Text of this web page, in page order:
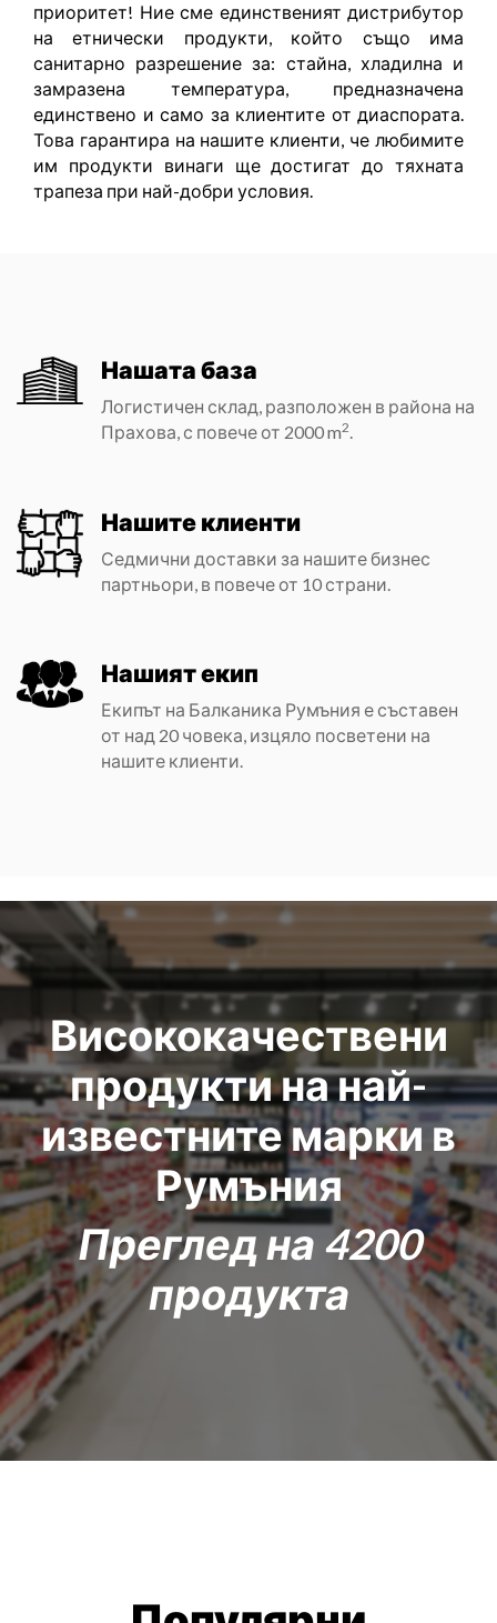
приоритет! Ние сме единственият дистрибутор
на етнически продукти, който също има
санитарно разрешение за: стайна, хладилна и
замразена температура, предназначена
единствено и само за клиентите от диаспората.
Това гарантира на нашите клиенти, че любимите
им продукти винаги ще достигат до тяхната
трапеза при най-добри условия.
Нашата база
Логистичен склад, разположен в района на
Прахова, с повече от 2000m2.
Нашите клиенти
Седмични доставки за нашите бизнес
партньори, в повече от 10 страни.
Нашият екип
Екипът на Балканика Румъния е съставен
от над 20 човека, изцяло посветени на
нашите клиенти.
Висококачествени
продукти на най-
известните марки в
Румъния
Преглед на4200
продукта